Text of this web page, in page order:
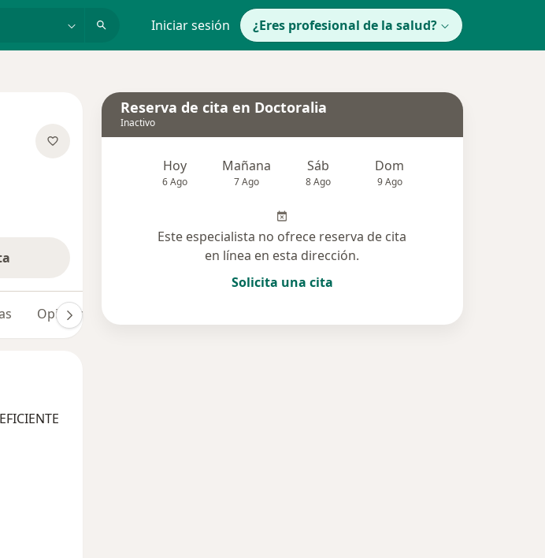
Iniciar sesión ¿Eres profesional de la salud?
Opiniones (2)
Reserva de cita en Doctoralia
Inactivo
Hoy
6 Ago
Mañana
7 Ago
Sáb
8 Ago
Dom
9 Ago
Este especialista no ofrece reserva de cita
en línea en esta dirección.
Solicita una cita